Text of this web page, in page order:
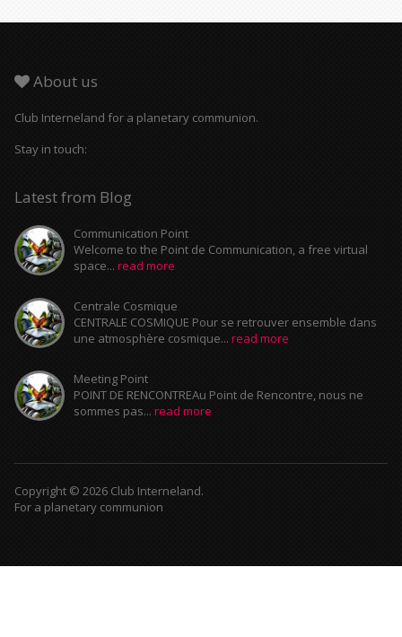
About us
Club Interneland for a planetary communion.
Stay in touch:
Latest from Blog
Communication Point
Welcome to the Point de Communication, a free virtual
space... read more
Centrale Cosmique
CENTRALE COSMIQUE Pour se retrouver ensemble dans
une atmosphère cosmique... read more
Meeting Point
POINT DE RENCONTREAu Point de Rencontre, nous ne
sommes pas... read more
Copyright © 2026 Club Interneland.
For a planetary communion